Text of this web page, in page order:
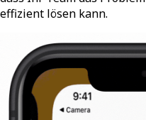
effizient lösen kann.